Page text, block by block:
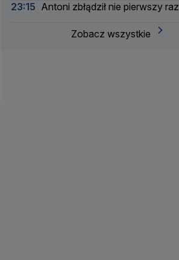
23:15 Antoni zbłądził nie pierwszy raz
Zobacz wszystkie